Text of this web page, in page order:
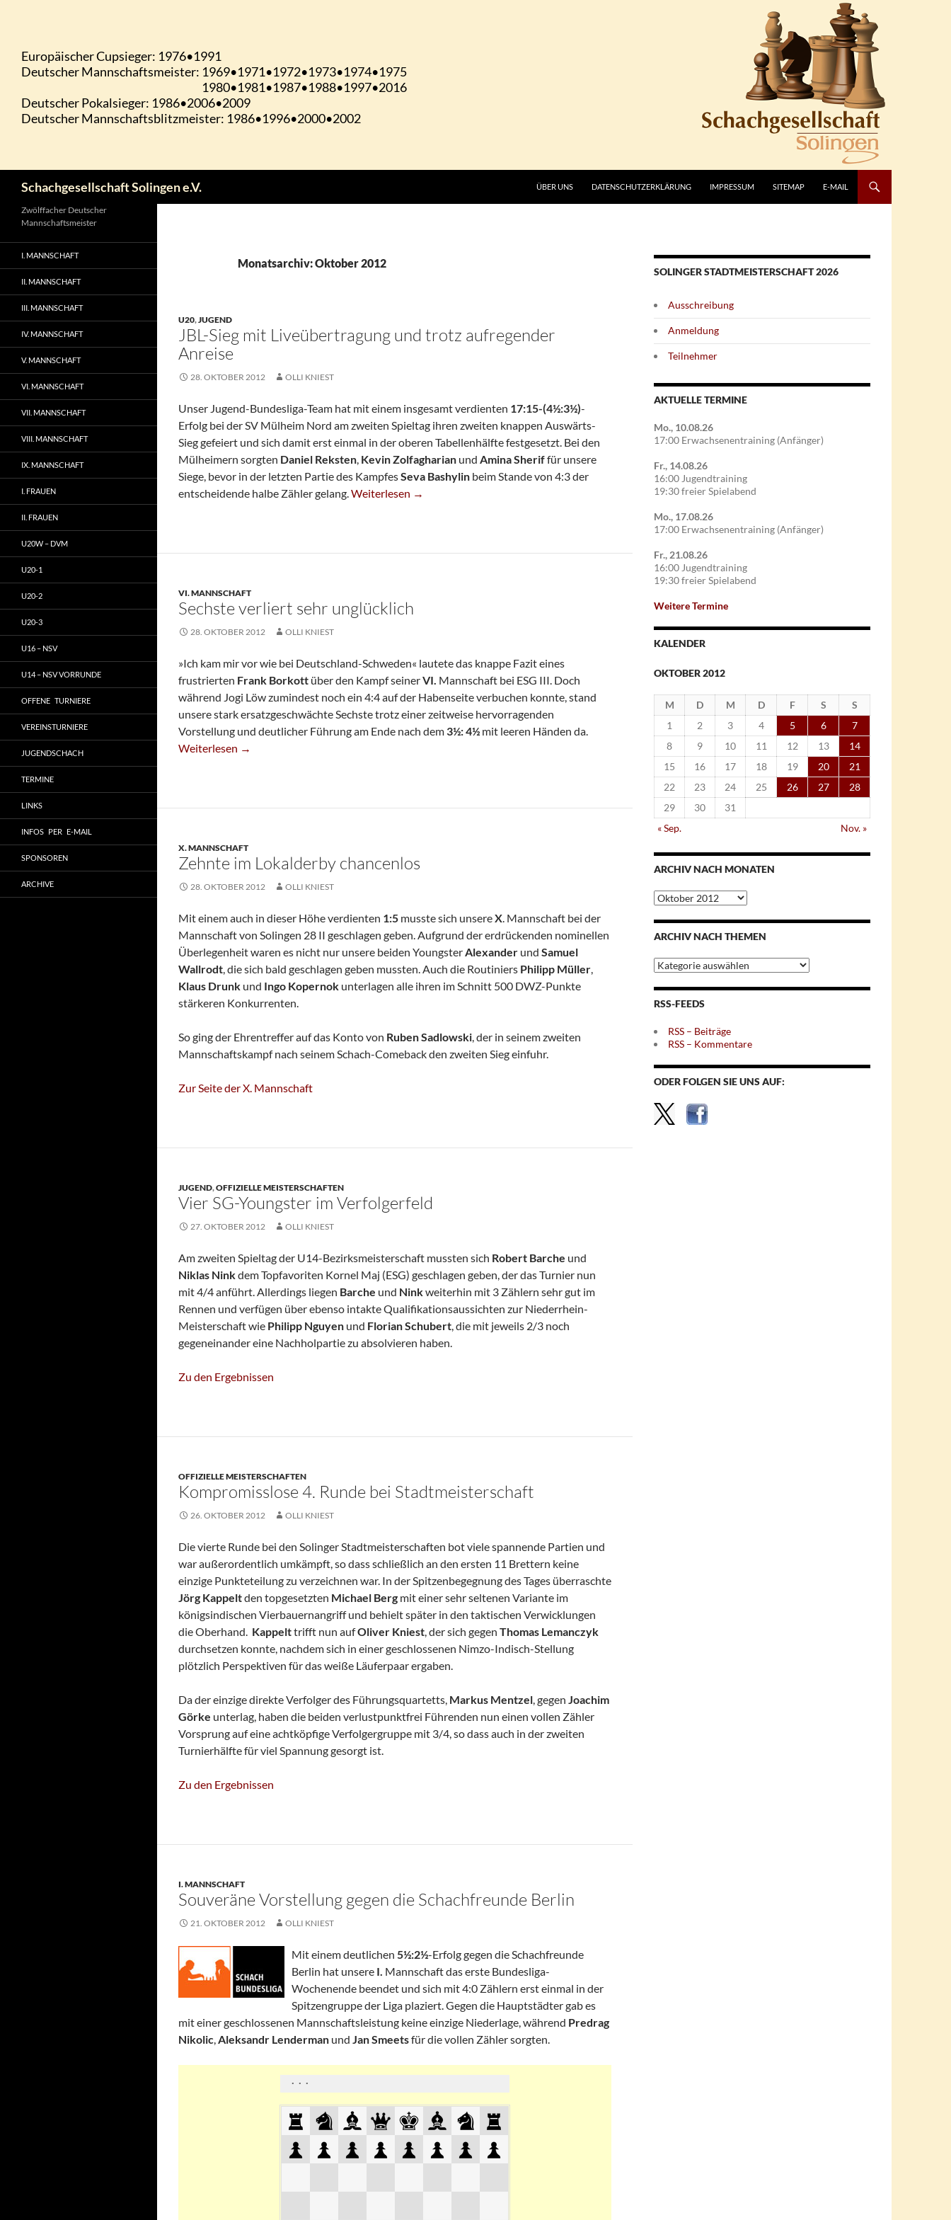
Schachgesellschaft Solingen e.V. ÜBER UNS DATENSCHUTZERKLÄRUNG IMPRESSUM SITEMAP E-MAIL
Monatsarchiv: Oktober 2012
U20,JUGEND
JBL-Sieg mit Liveübertragung und trotz aufregender
Anreise
28. OKTOBER 2012 OLLI KNIEST
Unser Jugend-Bundesliga-Team hat mit einem insgesamt verdienten 17:15-(4½:3½)-
Erfolg bei der SV Mülheim Nord am zweiten Spieltag ihren zweiten knappen Auswärts-
Sieg gefeiert und sich damit erst einmal in der oberen Tabellenhälfte festgesetzt. Bei den
Mülheimern sorgten Daniel Reksten, Kevin Zolfagharian und AminaSheriffür unsere
Siege, bevor in der letzten Partie des KampfesSeva Bashylin beim Stande von 4:3 der
entscheidende halbe Zähler gelang.JBL-Sieg Mit Liveübertragung Und Trotz Aufregender Anreise
Weiterlesen →
VI. MANNSCHAFT
Sechste verliert sehr unglücklich
28. OKTOBER 2012 OLLI KNIEST
»Ich kam mir vor wie bei Deutschland-Schweden« lautete das knappe Fazit eines
frustrierten Frank Borkott über den Kampf seinerVI. Mannschaft bei ESG III. Doch
während Jogi Löw zumindest noch ein 4:4 auf der Habenseite verbuchen konnte, stand
unsere stark ersatzgeschwächte Sechste trotz einer zeitweise hervorragenden
Vorstellung und deutlicher Führung am Ende nach dem 3½: 4½ mit leeren Händen da.
Sechste Verliert Sehr Unglücklich
Weiterlesen →
X. MANNSCHAFT
Zehnte im Lokalderby chancenlos
28. OKTOBER 2012 OLLI KNIEST
Mit einem auch in dieser Höhe verdienten 1:5 musste sich unsereX. Mannschaft bei der
Mannschaft von Solingen 28 II geschlagen geben. Aufgrund der erdrückenden nominellen
Überlegenheit waren es nicht nur unsere beiden YoungsterAlexander und Samuel
Wallrodt, die sich bald geschlagen geben mussten. Auch die Routiniers Philipp Müller,
Klaus Drunk und Ingo Kopernok unterlagen alle ihren im Schnitt 500 DWZ-Punkte
stärkeren Konkurrenten.
So ging der Ehrentreffer auf das Konto von Ruben Sadlowski, der in seinem zweiten
Mannschaftskampf nach seinem Schach-Comeback den zweiten Sieg einfuhr.
Zur Seite der X. Mannschaft
JUGEND,OFFIZIELLE MEISTERSCHAFTEN
Vier SG-Youngster im Verfolgerfeld
27. OKTOBER 2012 OLLI KNIEST
Am zweiten Spieltag der U14-Bezirksmeisterschaft mussten sich Robert Barche und
Niklas Ninkdem Topfavoriten Kornel Maj (ESG) geschlagen geben, der das Turnier nun
mit 4/4 anführt. Allerdings liegen Barche und Ninkweiterhin mit 3 Zählern sehr gut im
Rennen und verfügen über ebenso intakte Qualifikationsaussichten zur Niederrhein-
Meisterschaft wie Philipp Nguyen und Florian Schubert, die mit jeweils 2/3 noch
gegeneinander eine Nachholpartie zu absolvieren haben.
Zu den Ergebnissen
OFFIZIELLE MEISTERSCHAFTEN
Kompromisslose 4. Runde bei Stadtmeisterschaft
26. OKTOBER 2012 OLLI KNIEST
Die vierte Runde bei den Solinger Stadtmeisterschaften bot viele spannende Partien und
war außerordentlich umkämpft, so dass schließlich an den ersten 11 Brettern keine
einzige Punkteteilung zu verzeichnen war. In der Spitzenbegegnung des Tages überraschte
Jörg Kappeltden topgesetzten Michael Berg mit einer sehr seltenen Variante im
königsindischen Vierbauernangriff und behielt später in den taktischen Verwicklungen
die Oberhand. Kappelttrifft nun aufOliver Kniest, der sich gegen Thomas Lemanczyk
durchsetzen konnte, nachdem sich in einer geschlossenen Nimzo-Indisch-Stellung
plötzlich Perspektiven für das weiße Läuferpaar ergaben.
Da der einzige direkte Verfolger des Führungsquartetts, Markus Mentzel, gegen Joachim
Görke unterlag, haben die beiden verlustpunktfrei Führenden nun einen vollen Zähler
Vorsprung auf eine achtköpfige Verfolgergruppe mit 3/4, so dass auch in der zweiten
Turnierhälfte für viel Spannung gesorgt ist.
Zu den Ergebnissen
I. MANNSCHAFT
Souveräne Vorstellung gegen die Schachfreunde Berlin
21. OKTOBER 2012 OLLI KNIEST
Mit einem deutlichen 5½:2½-Erfolg gegen die Schachfreunde
Berlin hat unsere I. Mannschaft das erste Bundesliga-
Wochenende beendet und sich mit 4:0 Zählern erst einmal in der
Spitzengruppe der Liga plaziert. Gegen die Hauptstädter gab es
mit einer geschlossenen Mannschaftsleistung keine einzige Niederlage, während Predrag
Nikolic,Aleksandr Lenderman und Jan Smeetsfür die vollen Zähler sorgten.
SOLINGER STADTMEISTERSCHAFT 2026
Ausschreibung
Anmeldung
Teilnehmer
AKTUELLE TERMINE
Mo., 10.08.26
17:00 Erwachsenentraining (Anfänger)
Fr., 14.08.26
16:00 Jugendtraining
19:30 freier Spielabend
Mo., 17.08.26
17:00 Erwachsenentraining (Anfänger)
Fr., 21.08.26
16:00 Jugendtraining
19:30 freier Spielabend
Weitere Termine
KALENDER
OKTOBER 2012
M D M D F S
S
1
2 3 4 5 6
7
8
9 10 11 12 13
14
15
16 17 18 19 20
21
22
23 24 25 26 27
28
29
30
31
« Sep.
Nov. »
ARCHIV NACH MONATEN
Archiv
nach
Monaten
ARCHIV NACH THEMEN
Archiv
nach
Themen
RSS-FEEDS
RSS – Beiträge
RSS – Kommentare
ODER FOLGEN SIE UNS AUF:
Zwölffacher Deutscher
Mannschaftsmeister
I. MANNSCHAFT
II. MANNSCHAFT
III. MANNSCHAFT
IV. MANNSCHAFT
V. MANNSCHAFT
VI. MANNSCHAFT
VII. MANNSCHAFT
VIII. MANNSCHAFT
IX. MANNSCHAFT
I. FRAUEN
II. FRAUEN
U20W – DVM
U20-1
U20-2
U20-3
U16 – NSV
U14 – NSV VORRUNDE
OFFENE TURNIERE
VEREINSTURNIERE
JUGENDSCHACH
TERMINE
LINKS
INFOS PER E-MAIL
SPONSOREN
ARCHIVE